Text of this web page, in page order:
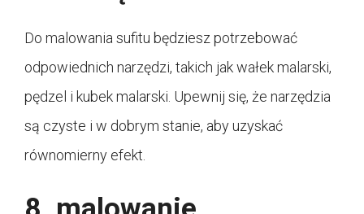
Do malowania sufitu będziesz potrzebować
odpowiednich narzędzi, takich jak wałek malarski,
pędzel i kubek malarski. Upewnij się, że narzędzia
są czyste i w dobrym stanie, aby uzyskać
równomierny efekt.